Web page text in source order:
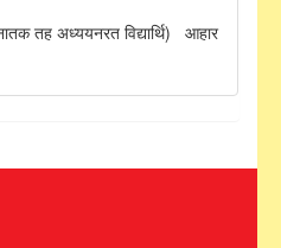
तह अध्ययनरत विद्यार्थि) आहार